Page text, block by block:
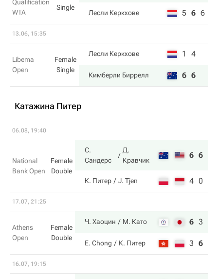
Qualification
WTA
Single
Лесли Керкхове 5 6 6
13.06, 15:35
Libema
Open
Female
Single
Лесли Керкхове 1 4
Кимберли Биррелл 6 6
Катажина Питер
06.08, 19:40
National
Bank Open
Female
Double
С.
Сандерс
Д.
Кравчик
6 6
К. Питер J. Tjen 4 0
17.07, 21:25
Athens
Open
Female
Double
Ч. Хаоцин М. Като 6 3
E. Chong К. Питер 3 6 5
16.07, 19:15